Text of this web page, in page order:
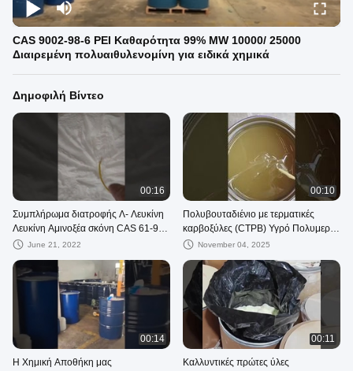
CAS 9002-98-6 PEI Καθαρότητα 99% MW 10000/ 25000
Διαιρεμένη πολυαιθυλενομίνη για ειδικά χημικά
Δημοφιλή Βίντεο
00:16
Συμπλήρωμα διατροφής Λ- Λευκίνη
Λευκίνη Αμινοξέα σκόνη CAS 61-90-
5
June 21, 2022
00:10
Πολυβουταδιένιο με τερματικές
καρβοξύλες (CTPB) Υγρό Πολυμερές
για Συγκολλητικά, Σφραγιστικά και
November 04, 2025
00:14
Η Χημική Αποθήκη μας
00:11
Καλλυντικές πρώτες ύλες